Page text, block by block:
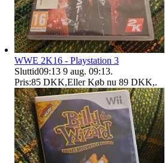
WWE 2K16 - Playstation 3
Sluttid09:13 9 aug. 09:13.
Pris:85 DKK,Eller Køb nu 89 DKK,.